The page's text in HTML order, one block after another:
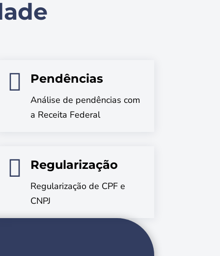
 Pendências
Análise de pendências com
a Receita Federal
 Regularização
Regularização de CPF e
CNPJ